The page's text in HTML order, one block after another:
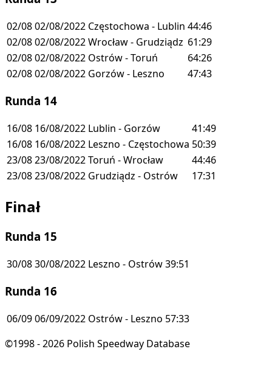
02/0802/08/2022 Częstochowa - Lublin 44:46
02/0802/08/2022Wrocław - Grudziądz 61:29
02/0802/08/2022 Ostrów - Toruń
64:26
02/0802/08/2022 Gorzów - Leszno 47:43
Runda 14
16/08 16/08/2022 Lublin - Gorzów
41:49
16/08 16/08/2022 Leszno - Częstochowa 50:39
23/0823/08/2022Toruń - Wrocław
44:46
23/0823/08/2022 Grudziądz - Ostrów 17:31
Finał
Runda 15
30/0830/08/2022 Leszno - Ostrów39:51
Runda 16
06/0906/09/2022 Ostrów - Leszno 57:33
©1998 - 2026 Polish Speedway Database